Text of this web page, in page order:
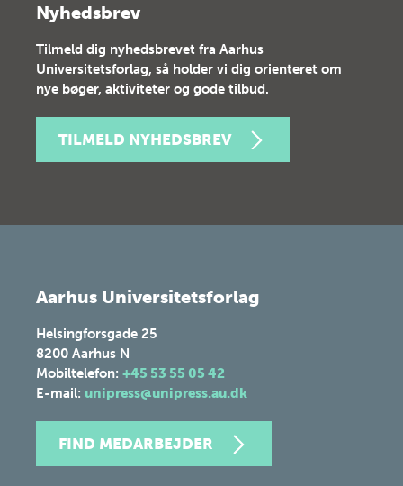
Nyhedsbrev
Tilmeld dig nyhedsbrevet fra Aarhus
Universitetsforlag, så holder vi dig orienteret om
nye bøger, aktiviteter og gode tilbud.
TILMELD NYHEDSBREV
Aarhus Universitetsforlag
Helsingforsgade 25
8200 Aarhus N
Mobiltelefon: +45 53 55 05 42
E-mail: unipress@unipress.au.dk
FIND MEDARBEJDER